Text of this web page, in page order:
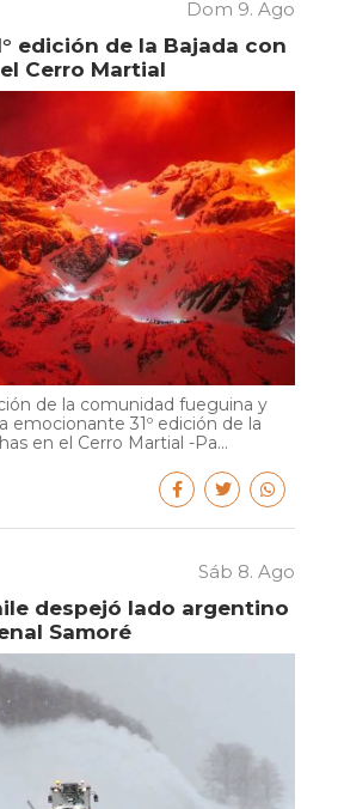
Dom 9. Ago
edición de la Bajada con
Cerro Martial
de la comunidad fueguina y
emocionante 31º edición de la
en el Cerro Martial -Pa...
Sáb 8. Ago
despejó lado argentino
Samoré